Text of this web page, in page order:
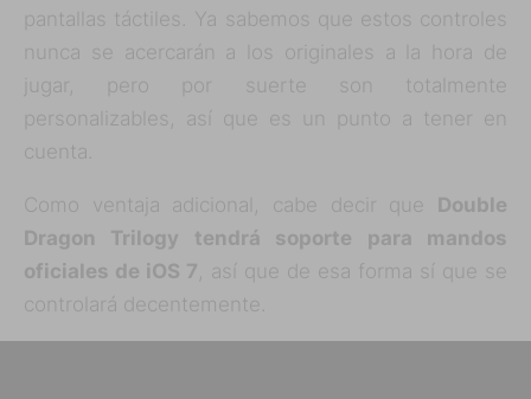
pantallas táctiles. Ya sabemos que estos controles
nunca se acercarán a los originales a la hora de
jugar, pero por suerte son totalmente
personalizables, así que es un punto a tener en
cuenta.
Como ventaja adicional, cabe decir que
Double
Dragon Trilogy tendrá soporte para mandos
oficiales de iOS 7, así que de esa forma sí que se
controlará decentemente.